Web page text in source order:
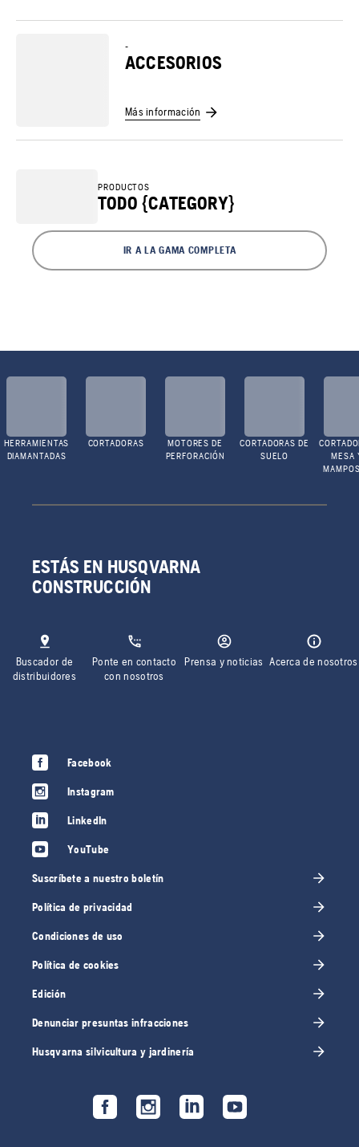
-
ACCESORIOS
Más información
PRODUCTOS
TODO {CATEGORY}
IR A LA GAMA COMPLETA
HERRAMIENTAS
DIAMANTADAS
CORTADORAS
MOTORES DE
PERFORACIÓN
CORTADORAS DE
SUELO
MESA
ESTÁS EN HUSQVARNA
CONSTRUCCIÓN
Buscador de
distribuidores
Ponte en contacto
con nosotros
Prensa y noticias Acerca de nosotros
Facebook
Instagram
LinkedIn
YouTube
Suscríbete a nuestro boletín
Política de privacidad
Condiciones de uso
Política de cookies
Edición
Denunciar presuntas infracciones
Husqvarna silvicultura y jardinería